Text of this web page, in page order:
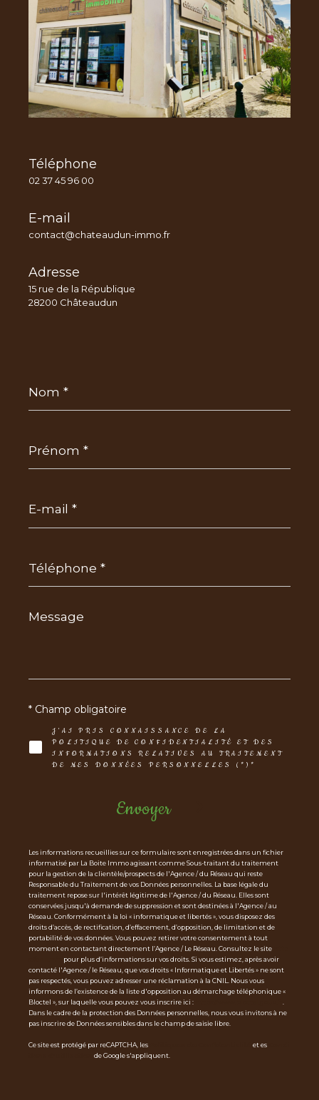
Téléphone
02 37 45 96 00
E-mail
contact@chateaudun-immo.fr
Adresse
15 rue de la République
28200 Châteaudun
*
*
mail
*
Message
*
J'AI PRIS CONNAISSANCE DE LA
POLITIQUE DE CONFIDENTIALITÉ ET DES
INFORMATIONS RELATIVES AU TRAITEMENT
DE MES DONNÉES PERSONNELLES (*)*
* Champ obligatoire
Envoyer
Les informations recueillies sur ce formulaire sont enregistrées dans un fichier
informatisé par La Boite Immo agissant comme Sous-traitant du traitement
pour la gestion de la clientèle/prospects de l'Agence / du Réseau qui reste
Responsable du Traitement de vos Données personnelles. La base légale du
traitement repose sur l'intérêt légitime de l'Agence / du Réseau. Elles sont
conservées jusqu'à demande de suppression et sont destinées à l'Agence / au
Réseau. Conformément à la loi « informatique et libertés », vous disposez des
droits d’accès, de rectification, d’effacement, d’opposition, de limitation et de
portabilité de vos données. Vous pouvez retirer votre consentement à tout
moment en contactant directement l’Agence / Le Réseau. Consultez le site
pour plus d’informations sur vos droits. Si vous estimez, après avoir
contacté l'Agence / le Réseau, que vos droits « Informatique et Libertés » ne sont
pas respectés, vous pouvez adresser une réclamation à la CNIL. Nous vous
informons de l’existence de la liste d'opposition au démarchage téléphonique «
Bloctel », sur laquelle vous pouvez vous inscrire ici :
Dans le cadre de la protection des Données personnelles, nous vous invitons à ne
pas inscrire de Données sensibles dans le champ de saisie libre.
Ce site est protégé par reCAPTCHA, les et es
de Google s'appliquent.